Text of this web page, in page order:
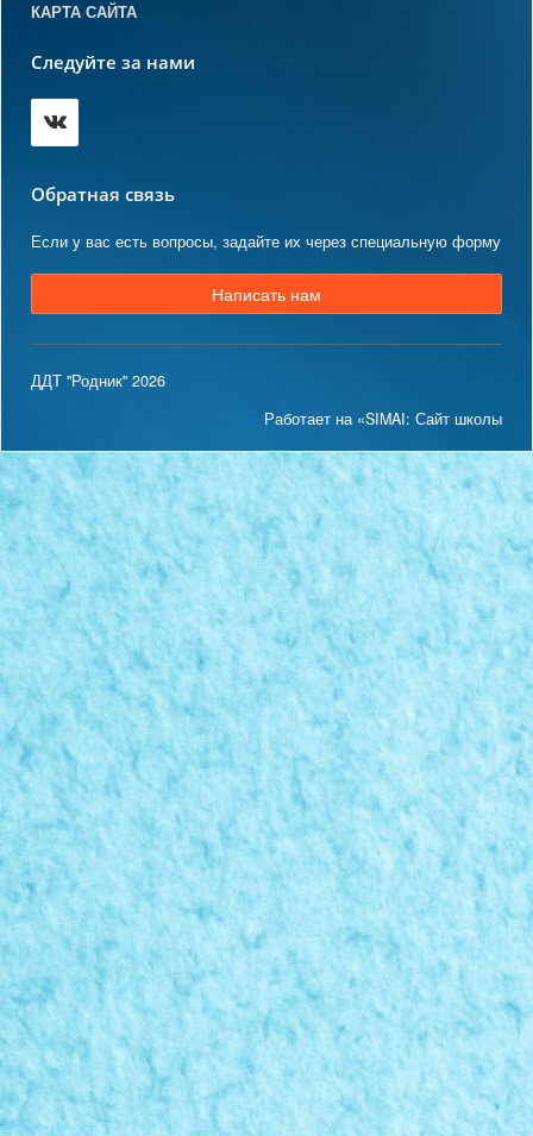
КАРТА САЙТА
Следуйте за нами
Обратная связь
Если у вас есть вопросы, задайте их через специальную форму
Написать нам
ДДТ "Родник" 2026
Работает на «SIMAI: Сайт школы